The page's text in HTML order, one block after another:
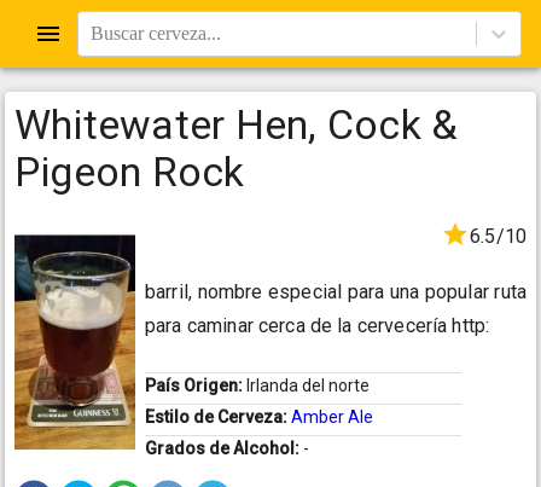
Buscar cerveza...
Whitewater Hen, Cock &
Pigeon Rock
6.5/10
barril, nombre especial para una popular ruta
para caminar cerca de la cervecería http:
País Origen: Irlanda del norte
Estilo de Cerveza:Amber Ale
Grados de Alcohol: -